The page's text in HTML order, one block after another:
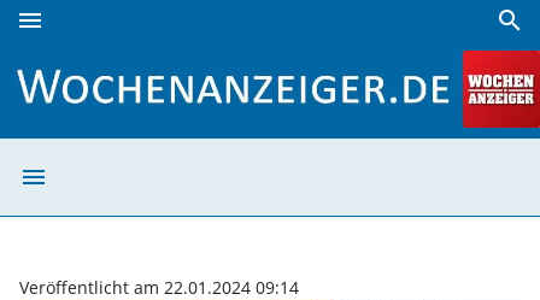
menu search
menu
Veröffentlicht am 22.01.2024 09:14